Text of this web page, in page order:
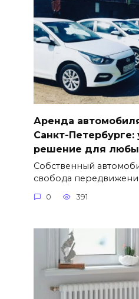
Аренда
Санкт-Петербурге:
решение для
Собственный
свобода
0 391